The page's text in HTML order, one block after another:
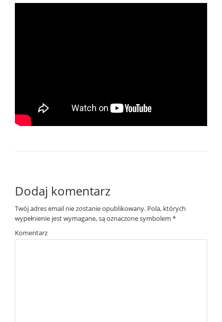
Dodaj komentarz
Twój adres email nie zostanie opublikowany. Pola, których
wypełnienie jest wymagane, są oznaczone symbolem *
Komentarz